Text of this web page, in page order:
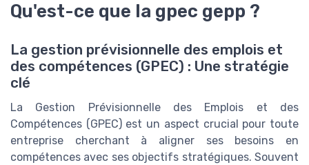
Qu'est-ce que la gpec gepp ?
La gestion prévisionnelle des emplois et
des compétences (GPEC) : Une stratégie
clé
La Gestion Prévisionnelle des Emplois et des
Compétences (GPEC) est un aspect crucial pour toute
entreprise cherchant à aligner ses besoins en
compétences avec ses objectifs stratégiques. Souvent